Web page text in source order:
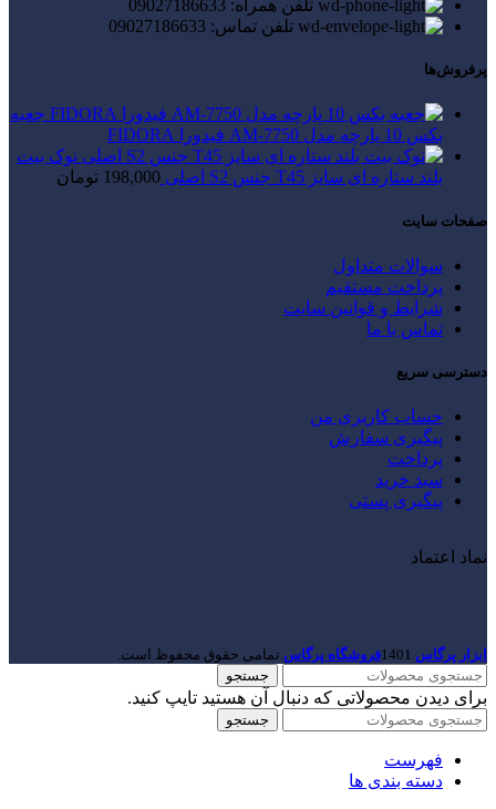
تلفن همراه: 09027186633
تلفن تماس: 09027186633
پرفروش‌ها
جعبه
بکس 10 پارچه مدل AM-7750 فیدورا FIDORA
نوک بیت
بلند ستاره ای سایز T45 جنس S2 اصلی
198,000 تومان
صفحات سایت
سوالات متداول
پرداخت مستقیم
شرایط و قوانین سایت
تماس با ما
دسترسی سریع
حساب کاربری من
پیگیری سفارش
پرداخت
سبد خرید
پیگیری پستی
نماد اعتماد
ابزار پرگاس 1401فروشگاه پرگاس.تمامی حقوق محفوظ است.
جستجو
برای دیدن محصولاتی که دنبال آن هستید تایپ کنید.
جستجو
فهرست
دسته بندی ها